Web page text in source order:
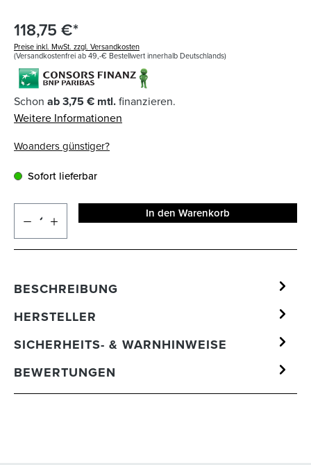
118,75 €*
Preise inkl. MwSt. zzgl. Versandkosten
(Versandkostenfrei ab 49,-€ Bestellwert innerhalb Deutschlands)
Schon ab 3,75 € mtl.finanzieren.
Weitere Informationen
Woanders günstiger?
Sofort lieferbar
In den Warenkorb
BESCHREIBUNG
HERSTELLER
SICHERHEITS- & WARNHINWEISE
BEWERTUNGEN